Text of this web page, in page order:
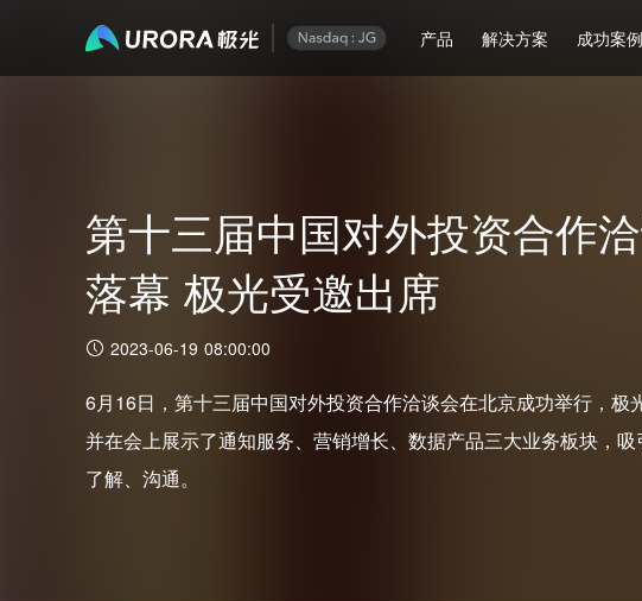
产品 解决方案 成功案例
第十三届中国对外投资合作
落幕 极光受邀出席
2023-06-19 08:00:00
6月16日，第十三届中国对外投资合作洽谈会在北京成功举行，极
并在会上展示了通知服务、营销增长、数据产品三大业务板块，
了解、沟通。